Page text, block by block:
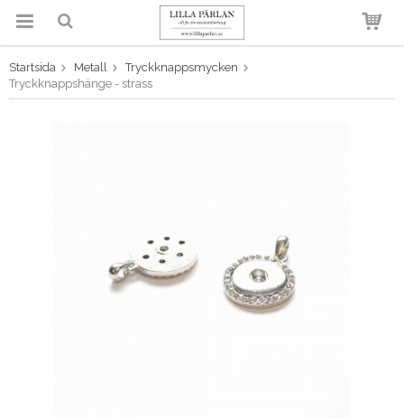
Produkten har blivit tillagd i
Startsida Metall
Tryckknappsmycken
Tryckknappshänge - strass